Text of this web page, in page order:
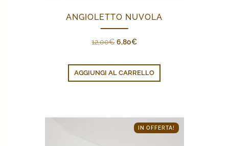
ANGIOLETTO NUVOLA
12,00€ Il
originale
era:
12,00€.
6,80€Il
attuale
è:
6,80€.
AGGIUNGI AL CARRELLO
IN OFFERTA!